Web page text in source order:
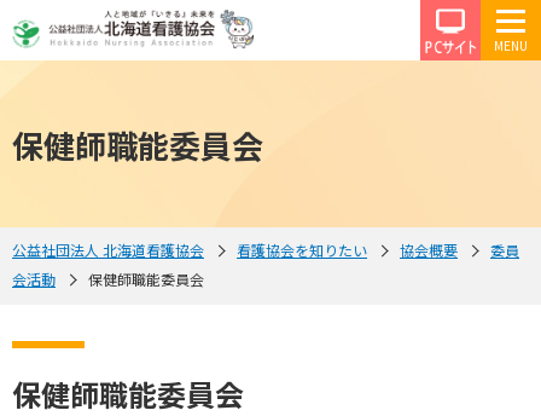
PCサ
保健師職能委員会
公益社団法人 北海道看護協会 看護協会を知りたい 協会概要
委員
会活動
保健師職能委員会
保健師職能委員会